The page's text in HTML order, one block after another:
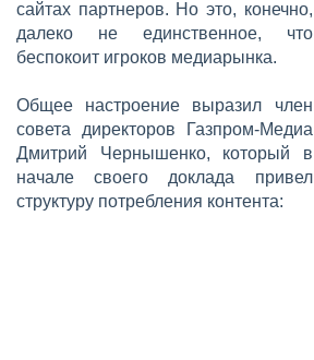
сайтах партнеров. Но это, конечно,
далеко не единственное, что
беспокоит игроков медиарынка.
Общее настроение выразил член
совета директоров Газпром-Медиа
Дмитрий Чернышенко, который в
начале своего доклада привел
структуру потребления контента: